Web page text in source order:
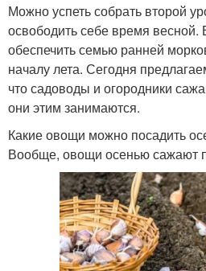
Можно успеть собрать второй
освободить себе время
обеспечить семью ранней
началу лета. Сегодня
что садоводы и огородники
они этим занимаются.
Какие овощи можно посадить
Вообще, овощи осенью сажают